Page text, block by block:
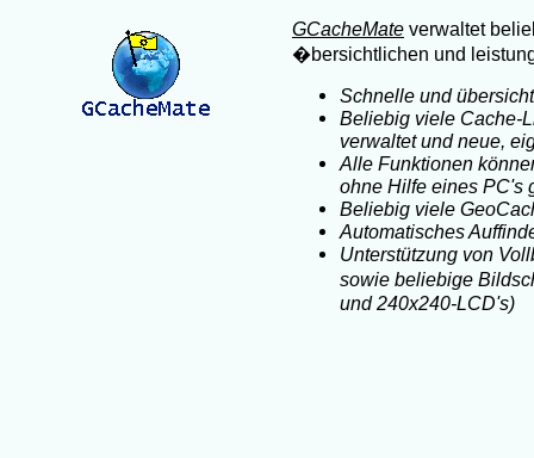
GCacheMate verwaltet
�bersichtlichen und
Schnelle und
Beliebig viele Cache-
verwaltet und neue,
Alle Funktionen
ohne Hilfe eines PC's
Beliebig viele
Automatisches
Unterstützung von
sowie beliebige
und 240x240-LCD's)